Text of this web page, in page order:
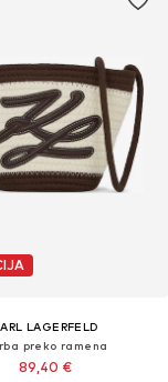
LAGERFELD
preko ramena
89,40 €